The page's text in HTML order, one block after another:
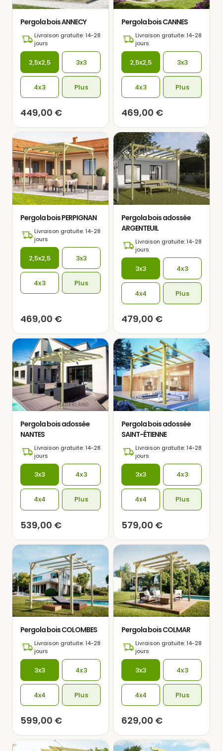
Pergola bois ANNECY
Livraison gratuite: 14-28
jours
2,5x2,5 3x3
4x3 Plus
449,00 €
Pergola bois CANNES
Livraison gratuite: 14-28
jours
2,5x2,5 3x3
4x3 Plus
469,00 €
Pergola bois PERPIGNAN
Livraison gratuite: 14-28
jours
2,5x2,5 3x3
4x3 Plus
469,00 €
Pergola bois adossée
ARGENTEUIL
Livraison gratuite: 14-28
jours
3x3 4x3
4x4 Plus
479,00 €
Pergola bois adossée
NANTES
Livraison gratuite: 14-28
jours
3x3 4x3
4x4 Plus
539,00 €
Pergola bois adossée
SAINT-ÉTIENNE
Livraison gratuite: 14-28
jours
3x3 4x3
4x4 Plus
579,00 €
Pergola bois COLOMBES
Livraison gratuite: 14-28
jours
3x3 4x3
4x4 Plus
599,00 €
Pergola bois COLMAR
Livraison gratuite: 14-28
jours
3x3 4x3
4x4 Plus
629,00 €